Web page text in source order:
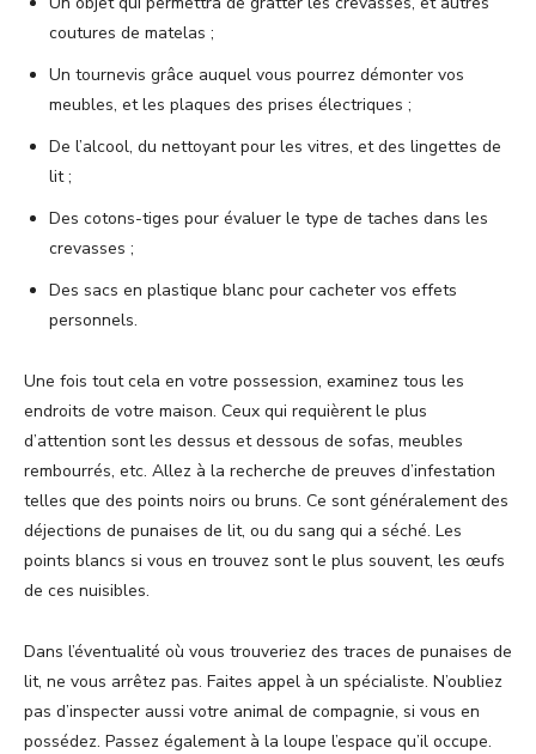
coutures de matelas ;
Un tournevis grâce auquel vous pourrez démonter vos
meubles, et les plaques des prises électriques ;
De l’alcool, du nettoyant pour les vitres, et des lingettes de
lit ;
Des cotons-tiges pour évaluer le type de taches dans les
crevasses ;
Des sacs en plastique blanc pour cacheter vos effets
personnels.
Une fois tout cela en votre possession, examinez tous les
endroits de votre maison. Ceux qui requièrent le plus
d’attention sont les dessus et dessous de sofas, meubles
rembourrés, etc. Allez à la recherche de preuves d’infestation
telles que des points noirs ou bruns. Ce sont généralement des
déjections de punaises de lit, ou du sang qui a séché. Les
points blancs si vous en trouvez sont le plus souvent, les œufs
de ces nuisibles.
Dans l’éventualité où vous trouveriez des traces de punaises de
lit, ne vous arrêtez pas. Faites appel à un spécialiste. N’oubliez
pas d’inspecter aussi votre animal de compagnie, si vous en
possédez. Passez également à la loupe l’espace qu’il occupe.